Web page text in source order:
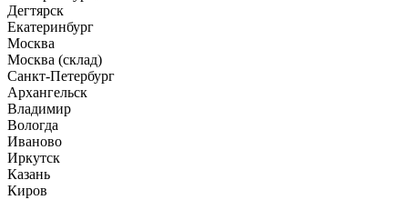
Дегтярск
Екатеринбург
Москва
Москва (склад)
Санкт-Петербург
Архангельск
Владимир
Вологда
Иваново
Иркутск
Казань
Киров